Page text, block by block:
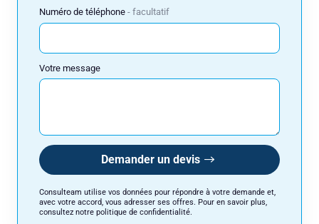
Numéro de téléphone facultatif
Votre message
Demander un devis
Consulteam utilise vos données pour répondre à votre demande et,
avec votre accord, vous adresser ses offres. Pour en savoir plus,
consultez notre politique de confidentialité.
Consulteam utilise vos données pour répondre à votre demande et, avec